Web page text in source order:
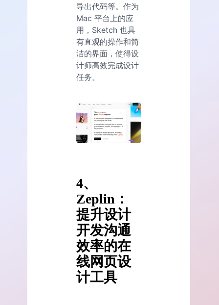
导出代码等。作为
Mac 平台上的应
用，Sketch 也具
有直观的操作和简
洁的界面，使得设
计师高效完成设计
任务。
4、
Zeplin：
提升设计
开发沟通
效率的在
线网页设
计工具